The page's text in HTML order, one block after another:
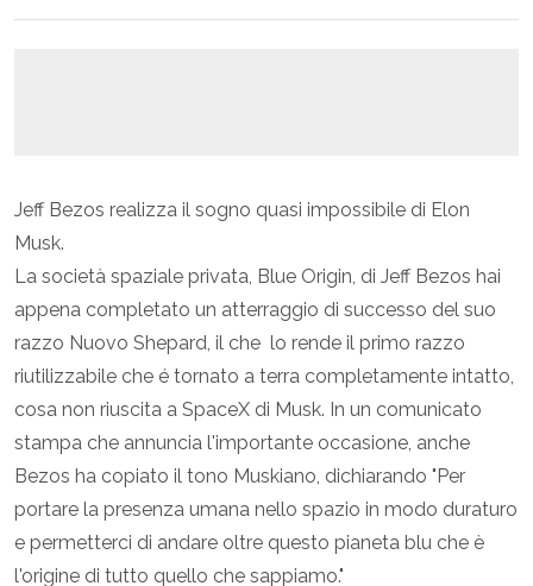
Jeff Bezos realizza il sogno quasi impossibile di Elon
Musk.
La società spaziale privata, Blue Origin, di Jeff Bezos hai
appena completato un atterraggio di successo del suo
razzo Nuovo Shepard, il che lo rende il primo razzo
riutilizzabile che é tornato a terra completamente intatto,
cosa non riuscita a SpaceX di Musk. In un comunicato
stampa che annuncia l'importante occasione, anche
Bezos ha copiato il tono Muskiano, dichiarando "Per
portare la presenza umana nello spazio in modo duraturo
e permetterci di andare oltre questo pianeta blu che è
l'origine di tutto quello che sappiamo."